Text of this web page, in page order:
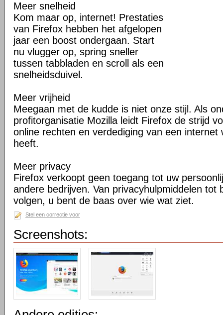
Meer snelheid
Kom maar op, internet! Prestaties
van Firefox hebben het afgelopen
jaar een boost ondergaan. Start
nu vlugger op, spring sneller
tussen tabbladen en scroll als een
snelheidsduivel.
Meer vrijheid
Meegaan met de kudde is niet onze stijl. Als
profitorganisatie Mozilla leidt Firefox de strijd
online rechten en verdediging van een internet
heeft.
Meer privacy
Firefox verkoopt geen toegang tot uw
andere bedrijven. Van privacyhulpmiddelen tot
volgen, u bent de baas over wie wat ziet.
Stel een correctie voor
Screenshots: